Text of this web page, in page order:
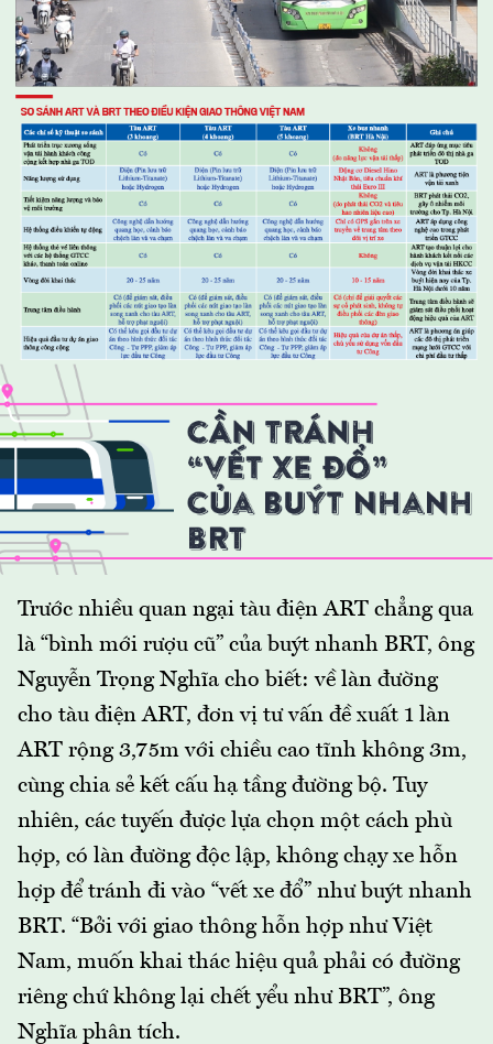
Trước nhiều quan ngại tàu điện ART chẳng qua
là “bình mới rượu cũ” của buýt nhanh BRT, ông
Nguyễn Trọng Nghĩa cho biết: về làn đường
cho tàu điện ART, đơn vị tư vấn đề xuất 1 làn
ART rộng 3,75m với chiều cao tĩnh không 3m,
cùng chia sẻ kết cấu hạ tầng đường bộ. Tuy
nhiên, các tuyến được lựa chọn một cách phù
hợp, có làn đường độc lập, không chạy xe hỗn
hợp để tránh đi vào “vết xe đổ” như buýt nhanh
BRT. “Bởi với giao thông hỗn hợp như Việt
Nam, muốn khai thác hiệu quả phải có đường
riêng chứ không lại chết yểu như BRT”, ông
Nghĩa phân tích.